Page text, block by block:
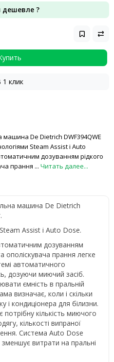
?
1 клик
De Dietrich DWF394QWE
Steam Assist і Auto
дозуванням рідкого
прання ... Читать далее...
машина De Dietrich
Assist і Auto Dose.
дозуванням
ополіскувача прання легке
автоматичного
дозуючи миючий засіб.
ємність в пральній
визначає, коли і скільки
і кондиціонера для білизни.
кількість миючого
кількості випраної
Система Auto Dose
витрати на пральні